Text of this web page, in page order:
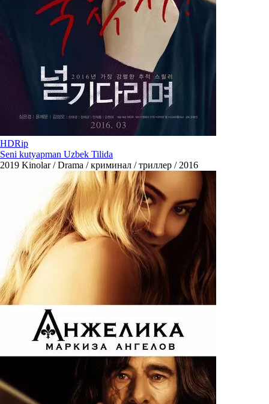
HDRip
Seni kutyapman Uzbek Tilida
2019 Kinolar / Drama / криминал / триллер / 2016